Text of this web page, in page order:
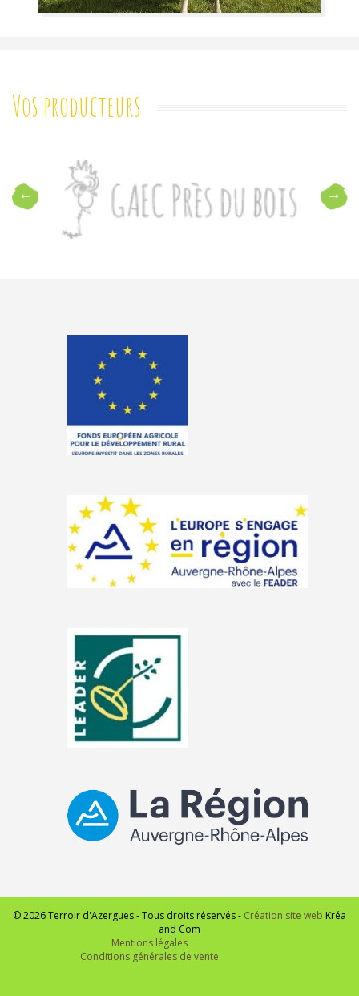
Vos producteurs
© 2026 Terroir d'Azergues - Tous droits réservés - Création site web Kréa
and Com
Mentions légales
Conditions générales de vente